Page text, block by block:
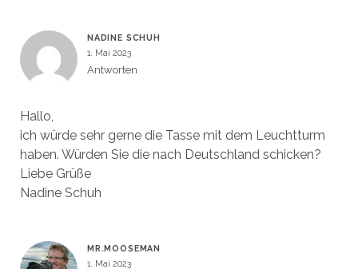
NADINE SCHUH
1. Mai 2023
Antworten
Hallo,
ich würde sehr gerne die Tasse mit dem Leuchtturm
haben. Würden Sie die nach Deutschland schicken?
Liebe Grüße
Nadine Schuh
MR.MOOSEMAN
1. Mai 2023